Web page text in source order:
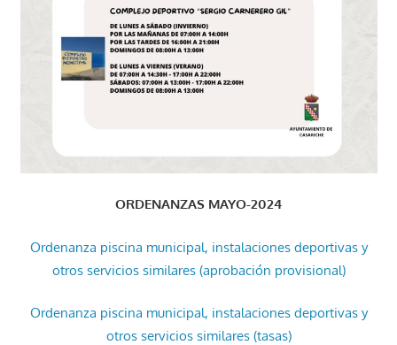
ORDENANZAS MAYO-2024
Ordenanza piscina municipal, instalaciones deportivas y
otros servicios similares (aprobación provisional)
Ordenanza piscina municipal, instalaciones deportivas y
otros servicios similares (tasas)